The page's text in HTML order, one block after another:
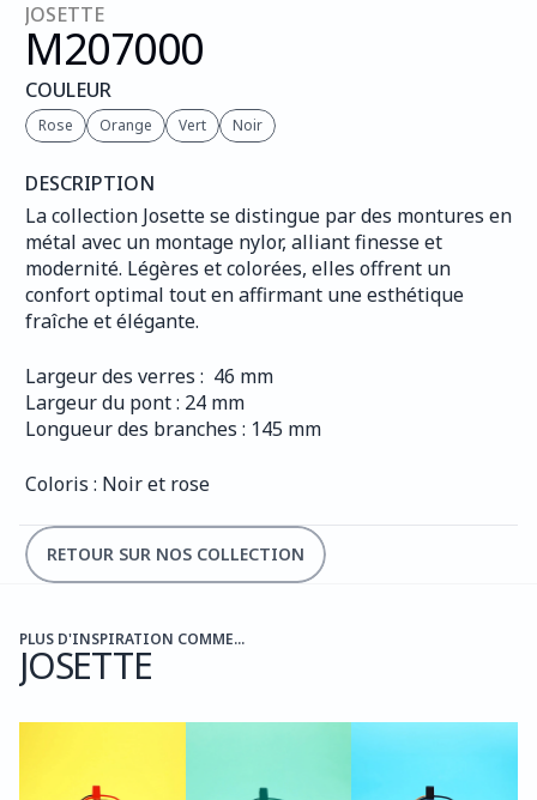
JOSETTE
M207000
COULEUR
Rose Orange Vert Noir
DESCRIPTION
La collection Josette se distingue par des montures en
métal avec un montage nylor, alliant finesse et
modernité. Légères et colorées, elles offrent un
confort optimal tout en affirmant une esthétique
fraîche et élégante.
Largeur des verres :  46 mm
Largeur du pont : 24 mm
Longueur des branches : 145 mm
Coloris : Noir et rose
RETOUR SUR NOS COLLECTION
PLUS D'INSPIRATION COMME...
JOSETTE